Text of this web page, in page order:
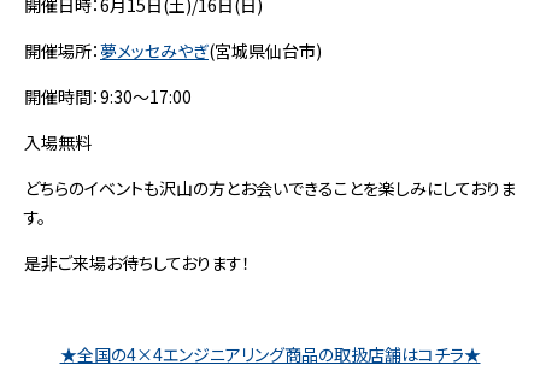
開催日時：6月15日(土)/16日(日)
開催場所：夢メッセみやぎ(宮城県仙台市)
開催時間：9:30～17:00
入場無料
どちらのイベントも沢山の方とお会いできることを楽しみにしておりま
す。
是非ご来場お待ちしております！
★全国の4×4エンジニアリング商品の取扱店舗はコチラ★